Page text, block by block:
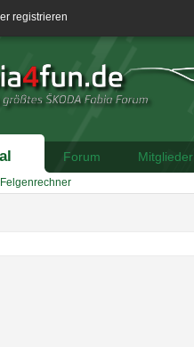
registrieren
Forum Mitglieder